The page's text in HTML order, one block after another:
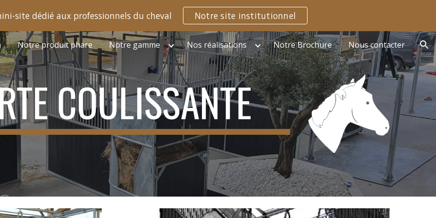
to main content Skip to navigation
site dédié aux professionnels du cheval Notre site institutionnel
Notre produit phare Notre gamme Nos réalisations Notre Brochure Nous contacter
COULISSANTE